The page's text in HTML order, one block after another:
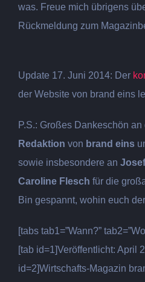
was. Freue mich übrigens
Rückmeldung zum
Update 17. Juni 2014: Der
der Website von brand eins
P.S.: Großes Dankeschön
Redaktion von brand eins
sowie insbesondere an
Caroline Flesch für die
Bin gespannt, wohin euch
[tabs tab1=”Wann?”
[tab id=1]Veröffentlicht: April
id=2]Wirtschafts-Magazin